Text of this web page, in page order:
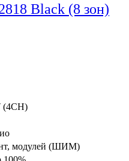
Black (8 зон)
(4CH)
модулей (ШИМ)